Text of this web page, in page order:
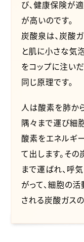
び、健康保険が
が高いのです。
炭酸泉は、炭酸
と肌に小さな気
をコップに注い
同じ原理です。
人は酸素を肺か
隅々まで運び細
酸素をエネルギ
て出します。そ
まで運ばれ、呼
がって、細胞の
される炭酸ガス